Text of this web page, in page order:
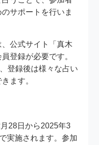
サポートを行いま
公式サイト「真木
登録が必要です。
登録後は様々な占い
ます。
28日から2025年3
実施されます。参加